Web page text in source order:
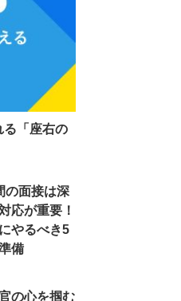
る「座右の
の面接は深
応が重要！
やるべき5
備
の心を掴む